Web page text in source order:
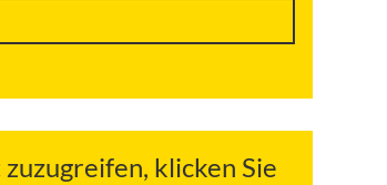
klicken Sie